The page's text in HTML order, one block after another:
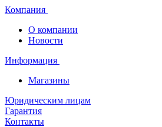
Компания
О компании
Новости
Информация
Магазины
Юридическим лицам
Гарантия
Контакты